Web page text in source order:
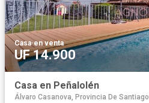
Casa·en venta
UF 14.900
Casa en Peñalolén
Álvaro Casanova, Provincia De Santiago